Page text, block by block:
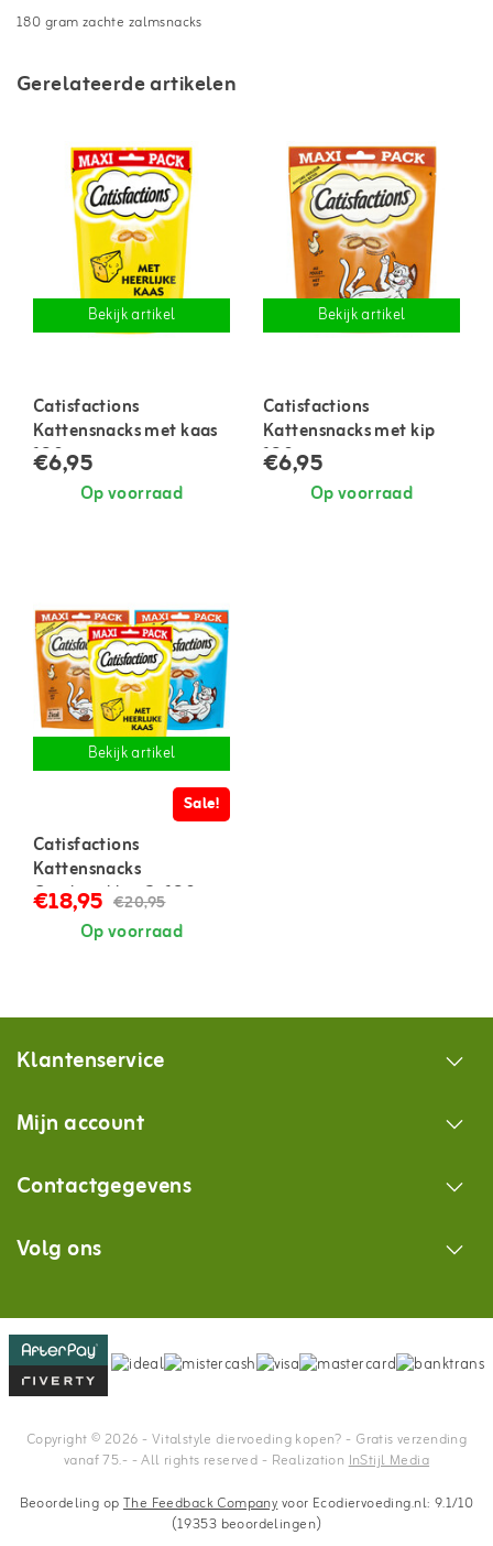
180 gram zachte zalmsnacks
Gerelateerde artikelen
Bekijk artikel
Catisfactions
Kattensnacks met kaas
180 gram
€6,95
Op voorraad
Bekijk artikel
Catisfactions
Kattensnacks met kip
180 gram
€6,95
Op voorraad
Bekijk artikel
Sale!
Catisfactions
Kattensnacks
Combipakket 3x180
gram
€18,95 €20,95
Op voorraad
Klantenservice
Mijn account
Contactgegevens
Volg ons
Copyright © 2026 - Vitalstyle diervoeding kopen? - Gratis verzending
vanaf 75.- - All rights reserved - RealizationInStijl Media
Beoordeling opThe Feedback Companyvoor Ecodiervoeding.nl: 9.1/10
(19353 beoordelingen)